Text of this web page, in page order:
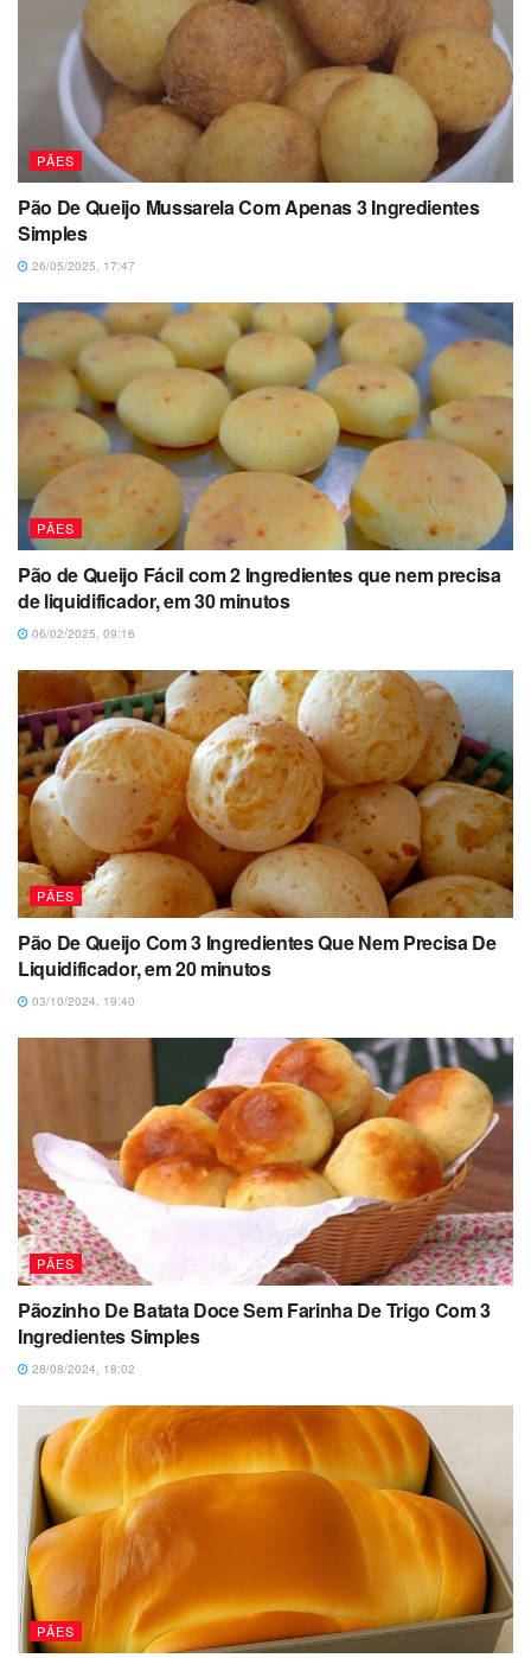
PÃES
Pão De Queijo Mussarela Com Apenas 3 Ingredientes
Simples
26/05/2025, 17:47
PÃES
Pão de Queijo Fácil com 2 Ingredientes que nem precisa
de liquidificador, em 30 minutos
06/02/2025, 09:16
PÃES
Pão De Queijo Com 3 Ingredientes Que Nem Precisa De
Liquidificador, em 20 minutos
03/10/2024, 19:40
PÃES
Pãozinho De Batata Doce Sem Farinha De Trigo Com 3
Ingredientes Simples
28/08/2024, 18:02
PÃES